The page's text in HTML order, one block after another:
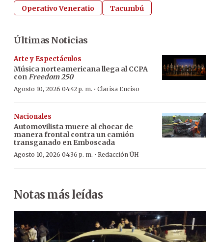
Operativo Veneratio Tacumbú
Últimas Noticias
Arte y Espectáculos
Música norteamericana llega al CCPA
conFreedom 250
Agosto 10, 2026 04:42 p. m. · Clarisa Enciso
Nacionales
Automovilista muere al chocar de
manera frontal contra un camión
transganado en Emboscada
Agosto 10, 2026 04:36 p. m. · Redacción ÚH
Notas más leídas